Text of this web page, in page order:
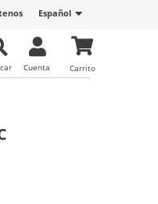
Español
Carrito
Cuenta